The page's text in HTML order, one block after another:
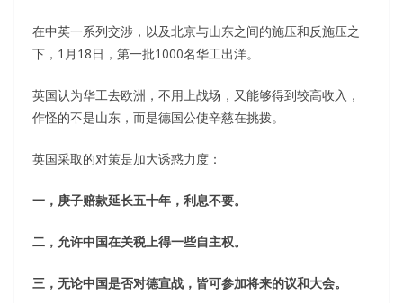
在中英一系列交涉，以及北京与山东之间的施压和反施压之
下，1月18日，第一批1000名华工出洋。
英国认为华工去欧洲，不用上战场，又能够得到较高收入，
作怪的不是山东，而是德国公使辛慈在挑拨。
英国采取的对策是加大诱惑力度：
一，庚子赔款延长五十年，利息不要。
二，允许中国在关税上得一些自主权。
三，无论中国是否对德宣战，皆可参加将来的议和大会。